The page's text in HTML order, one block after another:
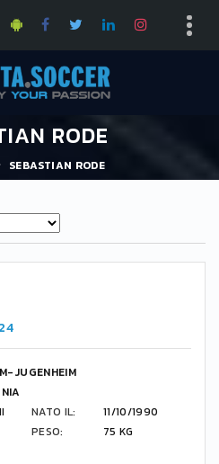
RODE
SEBASTIAN RODE
JUGENHEIM
NATO IL:
11/10/1990
PESO: 75 KG